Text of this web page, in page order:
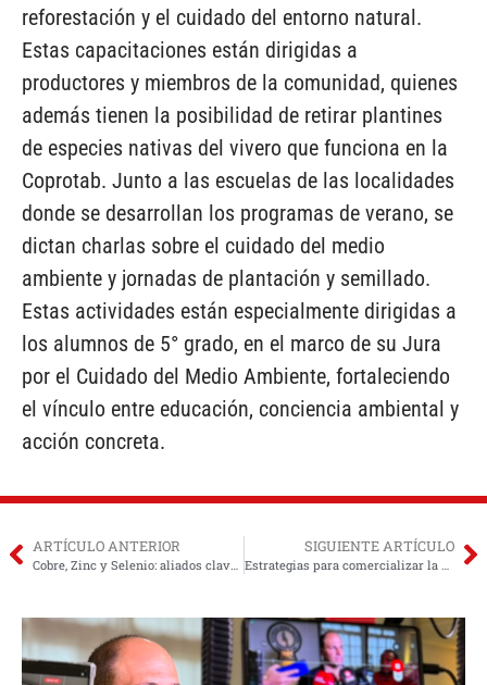
reforestación y el cuidado del entorno natural.
Estas capacitaciones están dirigidas a
productores y miembros de la comunidad, quienes
además tienen la posibilidad de retirar plantines
de especies nativas del vivero que funciona en la
Coprotab. Junto a las escuelas de las localidades
donde se desarrollan los programas de verano, se
dictan charlas sobre el cuidado del medio
ambiente y jornadas de plantación y semillado.
Estas actividades están especialmente dirigidas a
los alumnos de 5° grado, en el marco de su Jura
por el Cuidado del Medio Ambiente, fortaleciendo
el vínculo entre educación, conciencia ambiental y
acción concreta.
ARTÍCULO ANTERIOR SIGUIENTE ARTÍCULO